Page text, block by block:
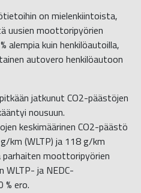
on mielenkiintoista,
uusien moottoripyörien
alempia kuin henkilöautoilla,
autovero henkilöautoon
jatkunut CO2-päästöjen
nousuun.
keskimäärinen CO2-päästö
km (WLTP) ja 118 g/km
parhaiten moottoripyörien
ja NEDC-
% ero.